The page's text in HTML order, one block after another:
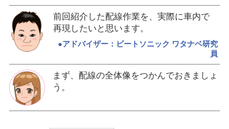
前回紹介した配線作業を、実際に車内で
再現したいと思います。
●アドバイザー：ビートソニック ワタナベ研究
員
まず、配線の全体像をつかんでおきましょ
う。